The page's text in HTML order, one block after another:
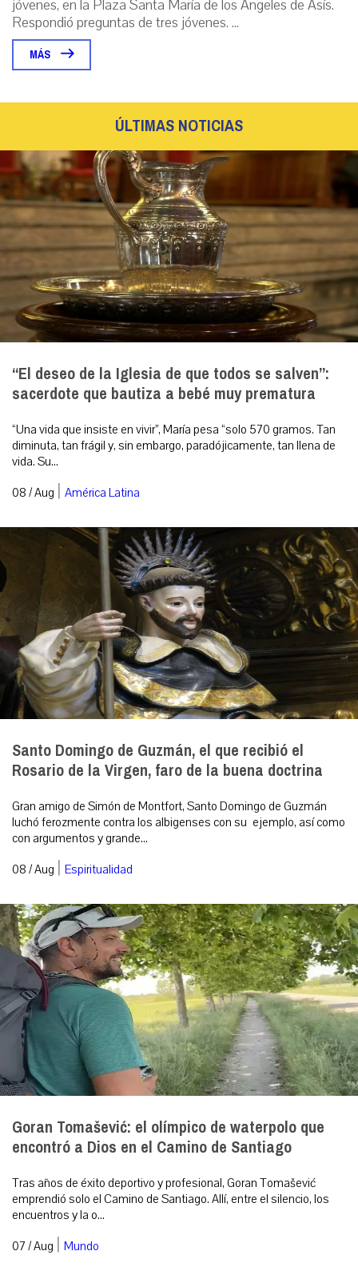
jóvenes, en la Plaza Santa María de los Ángeles de Asís.
Respondió preguntas de tres jóvenes. ...
MÁS
ÚLTIMAS NOTICIAS
“El deseo de la Iglesia de que todos se salven”:
sacerdote que bautiza a bebé muy prematura
“Una vida que insiste en vivir”, María pesa “solo 570 gramos. Tan
diminuta, tan frágil y, sin embargo, paradójicamente, tan llena de
vida. Su...
08 / Aug | América Latina
Santo Domingo de Guzmán, el que recibió el
Rosario de la Virgen, faro de la buena doctrina
Gran amigo de Simón de Montfort, Santo Domingo de Guzmán
luchó ferozmente contra los albigenses con su ejemplo, así como
con argumentos y grande...
08 / Aug | Espiritualidad
Goran Tomašević: el olímpico de waterpolo que
encontró a Dios en el Camino de Santiago
Tras años de éxito deportivo y profesional, Goran Tomašević
emprendió solo el Camino de Santiago. Allí, entre el silencio, los
encuentros y la o...
07 / Aug | Mundo